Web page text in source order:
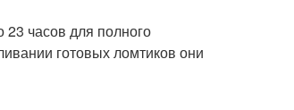
23 часов для полного
готовых ломтиков они